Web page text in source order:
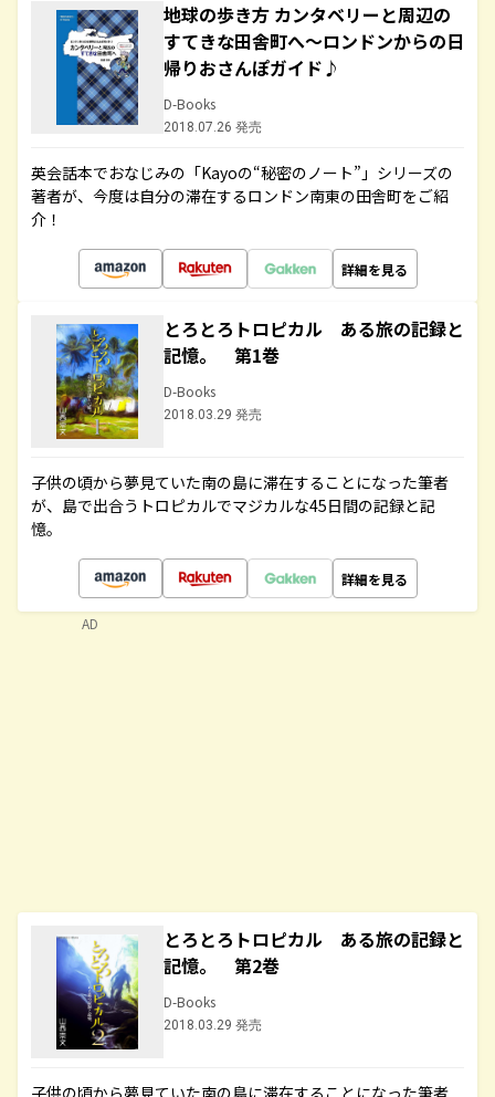
地球の歩き方 カンタベリーと周辺の
すてきな田舎町へ～ロンドンからの日
帰りおさんぽガイド♪
D-Books
2018.07.26 発売
英会話本でおなじみの「Kayoの“秘密のノート”」シリーズの
著者が、今度は自分の滞在するロンドン南東の田舎町をご紹
介！
詳細を見る
とろとろトロピカル ある旅の記録と
記憶。 第1巻
D-Books
2018.03.29 発売
子供の頃から夢見ていた南の島に滞在することになった筆者
が、島で出合うトロピカルでマジカルな45日間の記録と記
憶。
詳細を見る
とろとろトロピカル ある旅の記録と
記憶。 第2巻
D-Books
2018.03.29 発売
子供の頃から夢見ていた南の島に滞在することになった筆者
AD